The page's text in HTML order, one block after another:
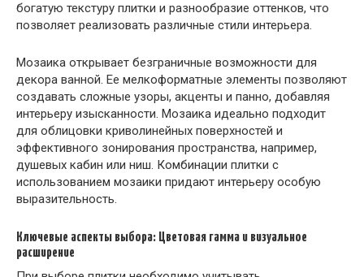
богатую текстуру плитки и разнообразие оттенков, что
позволяет реализовать различные стили интерьера.
Мозаика открывает безграничные возможности для
декора ванной. Ее мелкоформатные элементы позволяют
создавать сложные узоры, акценты и панно, добавляя
интерьеру изысканности. Мозаика идеально подходит
для облицовки криволинейных поверхностей и
эффективного зонирования пространства, например,
душевых кабин или ниш. Комбинации плитки с
использованием мозаики придают интерьеру особую
выразительность.
Ключевые аспекты выбора: Цветовая гамма и визуальное
расширение